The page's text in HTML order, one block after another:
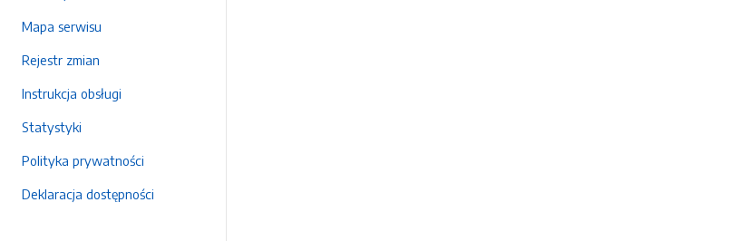
Mapa serwisu
Rejestr zmian
Instrukcja obsługi
Statystyki
Polityka prywatności
Deklaracja dostępności